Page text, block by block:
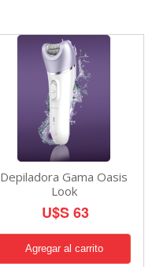
Depiladora Gama Oasis
Look
U$S 63